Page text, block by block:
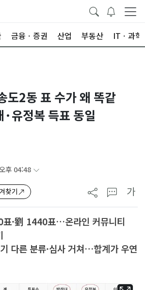
금융ㆍ증권 산업 부동산 ITㆍ과학
도2동 표 수가 왜 똑같
유정복 득표 동일
후 04:48
찾기 가
·劉 1440표…온라인 커뮤니티
다른 분류·심사 거쳐…합계가 우연